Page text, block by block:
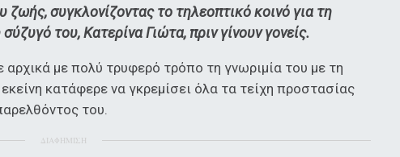
συγκλονίζοντας το τηλεοπτικό κοινό για τη
του, Κατερίνα Γιώτα, πριν γίνουν γονείς.
με πολύ τρυφερό τρόπο τη γνωριμία του με τη
κατάφερε να γκρεμίσει όλα τα τείχη προστασίας
του.
ΔΙΑΦΗΜΙΣΗ